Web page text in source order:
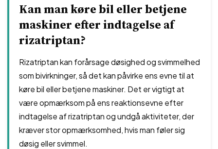
Kan man køre bil eller betjene
maskiner efter indtagelse af
rizatriptan?
Rizatriptan kan forårsage døsighed og svimmelhed
som bivirkninger, så det kan påvirke ens evne til at
køre bil eller betjene maskiner. Det er vigtigt at
være opmærksom på ens reaktionsevne efter
indtagelse af rizatriptan og undgå aktiviteter, der
kræver stor opmærksomhed, hvis man føler sig
døsig eller svimmel.